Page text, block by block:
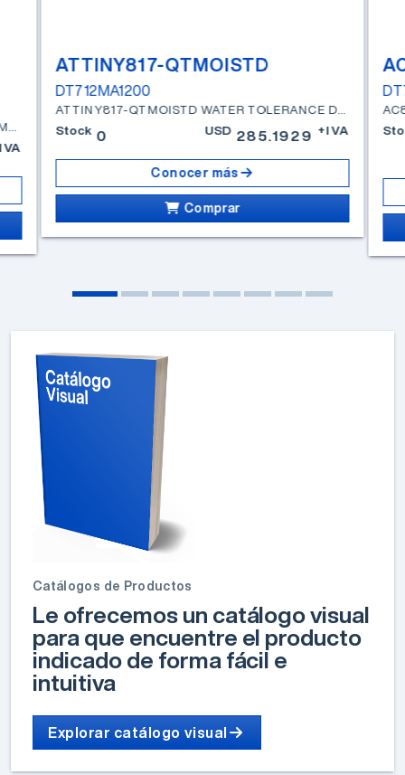
ATTINY817-QTMOISTD
DT712MA1200
Stock 0 USD 285.1929 +IVA
Conocer más
Comprar
Catálogos de Productos
Le ofrecemos un catálogo visual
para que encuentre el producto
indicado de forma fácil e
intuitiva
Explorar catálogo visual